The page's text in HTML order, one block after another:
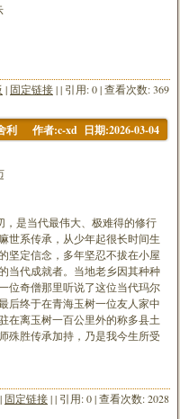
| 固定链接| | 引用: 0 | 查看次数: 369
利 作者:c-xd 日期:2026-03-04
是当代最伟大、极难得的修行
世系传承，从少年起很长时间生
坚定信念，多年坚忍不拔在小屋
当代成就者。当地老乡因其种种
位奇僧那里听说了这位当代玛尔
后终于在青海玉树一位友人家中
在离玉树一百公里外的称多县土
殊胜传承加持，乃是我今生所受
| 固定链接| | 引用: 0 | 查看次数: 2028